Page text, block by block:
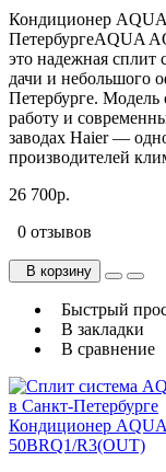
Кондиционер
ПетербургеAQUA
это надежная сплит
дачи и небольшого
Петербурге. Модель
работу и
заводах Haier —
производителей
26 700р.
0 отзывов
В корзину
Быстрый
В закладки
В сравнение
Кондиционер
50BRQ1/R3(OUT)